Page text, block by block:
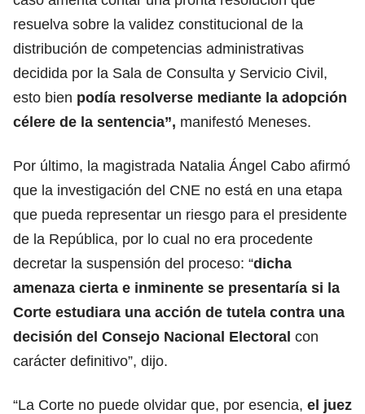
resuelva sobre la validez constitucional de la
distribución de competencias administrativas
decidida por la Sala de Consulta y Servicio Civil,
esto bien podía resolverse mediante la adopción
célere de la sentencia”, manifestó Meneses.
Por último, la magistrada Natalia Ángel Cabo afirmó
que la investigación del CNE no está en una etapa
que pueda representar un riesgo para el presidente
de la República, por lo cual no era procedente
decretar la suspensión del proceso: “dicha
amenaza cierta e inminente se presentaría si la
Corte estudiara una acción de tutela contra una
decisión del Consejo Nacional Electoral con
carácter definitivo”, dijo.
“La Corte no puede olvidar que, por esencia, el juez